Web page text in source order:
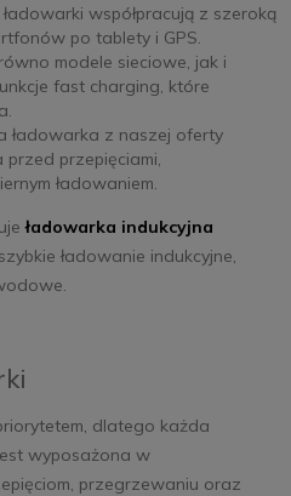
współpracują z szeroką
po tablety i GPS.
modele sieciowe, jak i
fast charging, które
ładowarka z naszej oferty
przepięciami,
ładowaniem.
ładowarka indukcyjna
ładowanie indukcyjne,
dlatego każda
wyposażona w
przegrzewaniu oraz